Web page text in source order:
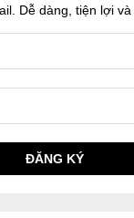
Dễ dàng, tiện lợi và